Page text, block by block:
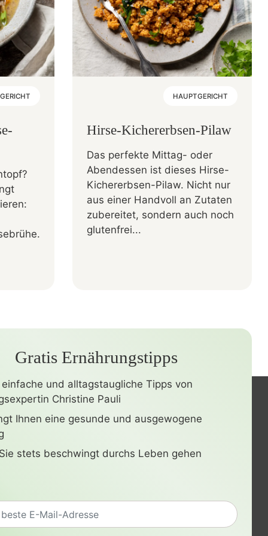
HAUPTGERICHT
Hirse-Kichererbsen-Pilaw
Das perfekte Mittag- oder
Abendessen ist dieses Hirse-
Kichererbsen-Pilaw. Nicht nur
aus einer Handvoll an Zutaten
zubereitet, sondern auch noch
glutenfrei...
Gratis Ernährungstipps
und alltagstaugliche Tipps von
Christine Pauli
Ihnen eine gesunde und ausgewogene
stets beschwingt durchs Leben gehen